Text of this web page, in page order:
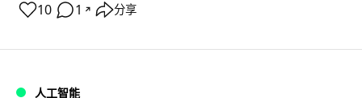
10 1 ↗ 分享
人工智能